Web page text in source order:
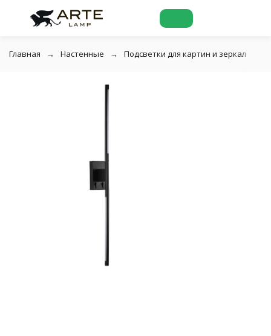
Главная Настенные Подсветки для картин и зеркал